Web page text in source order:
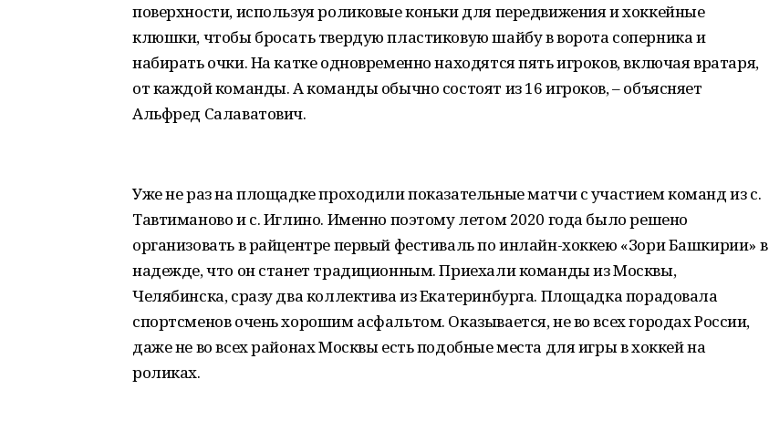
поверхности, используя роликовые коньки для передвижения и хоккейные
клюшки, чтобы бросать твердую пластиковую шайбу в ворота соперника и
набирать очки. На катке одновременно находятся пять игроков, включая вратаря,
от каждой команды. А команды обычно состоят из 16 игроков, – объясняет
Альфред Салаватович.
Уже не раз на площадке проходили показательные матчи с участием команд из с.
Тавтиманово и с. Иглино. Именно поэтому летом 2020 года было решено
организовать в райцентре первый фестиваль по инлайн-хоккею «Зори Башкирии» в
надежде, что он станет традиционным. Приехали команды из Москвы,
Челябинска, сразу два коллектива из Екатеринбурга. Площадка порадовала
спортсменов очень хорошим асфальтом. Оказывается, не во всех городах России,
даже не во всех районах Москвы есть подобные места для игры в хоккей на
роликах.